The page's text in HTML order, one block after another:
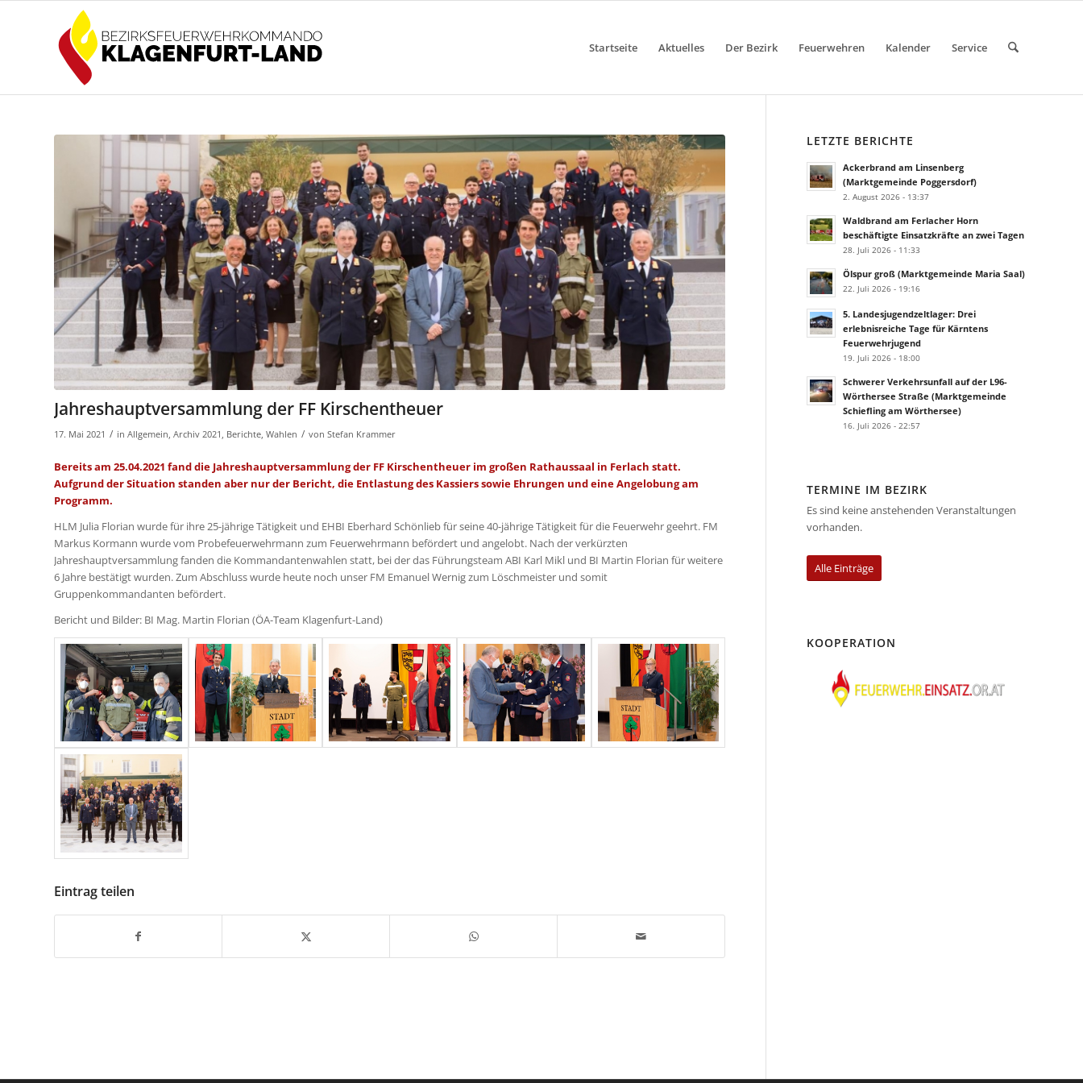
Startseite Aktuelles Der Bezirk Feuerwehren Kalender Service
Jahreshauptversammlung der FF Kirschentheuer
17. Mai 2021 / in Allgemein Archiv 2021 Berichte Wahlen / von Stefan Krammer
Bereits am 25.04.2021 fand die Jahreshauptversammlung der FF Kirschentheuer im großen Rathaussaal in Ferlach statt.
Aufgrund der Situation standen aber nur der Bericht, die Entlastung des Kassiers sowie Ehrungen und eine Angelobung am
Programm.
HLM Julia Florian wurde für ihre 25-jährige Tätigkeit und EHBI Eberhard Schönlieb für seine 40-jährige Tätigkeit für die Feuerwehr geehrt. FM
Markus Kormann wurde vom Probefeuerwehrmann zum Feuerwehrmann befördert und angelobt. Nach der verkürzten
Jahreshauptversammlung fanden die Kommandantenwahlen statt, bei der das Führungsteam ABI Karl Mikl und BI Martin Florian für weitere
6 Jahre bestätigt wurden. Zum Abschluss wurde heute noch unser FM Emanuel Wernig zum Löschmeister und somit
Gruppenkommandanten befördert.
Bericht und Bilder: BI Mag. Martin Florian (ÖA-Team Klagenfurt-Land)
Eintrag teilen
LETZTE BERICHTE
Ackerbrand am Linsenberg
(Marktgemeinde Poggersdorf)
2. August 2026 - 13:37
Waldbrand am Ferlacher Horn
beschäftigte Einsatzkräfte an zwei Tagen
28. Juli 2026 - 11:33
Ölspur groß (Marktgemeinde Maria Saal)
22. Juli 2026 - 19:16
5. Landesjugendzeltlager: Drei
erlebnisreiche Tage für Kärntens
Feuerwehrjugend
19. Juli 2026 - 18:00
Schwerer Verkehrsunfall auf der L96-
Wörthersee Straße (Marktgemeinde
Schiefling am Wörthersee)
16. Juli 2026 - 22:57
TERMINE IM BEZIRK
Es sind keine anstehenden Veranstaltungen
vorhanden.
Alle Einträge
KOOPERATION